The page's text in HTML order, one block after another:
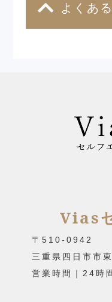
よくあ
Vias
〒510-0942
三重県四日市市
営業時間｜24時